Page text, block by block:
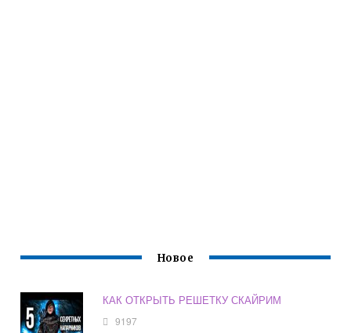
Новое
КАК ОТКРЫТЬ РЕШЕТКУ СКАЙРИМ
9197